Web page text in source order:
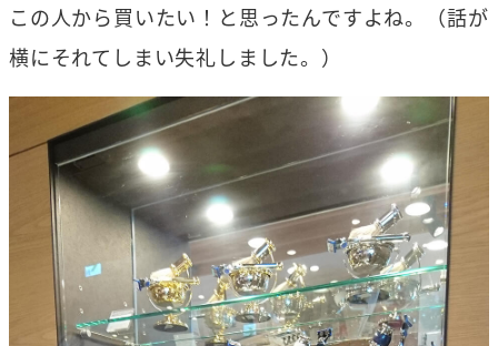
この人から買いたい！と思ったんですよね。（話が
横にそれてしまい失礼しました。）